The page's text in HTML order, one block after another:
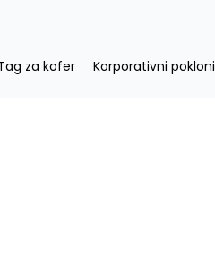
za kofer Korporativni pokloni